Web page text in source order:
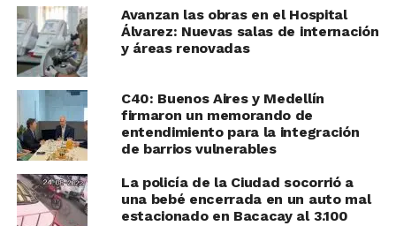
Avanzan las obras en el Hospital
Álvarez: Nuevas salas de internación
y áreas renovadas
C40: Buenos Aires y Medellín
firmaron un memorando de
entendimiento para la integración
de barrios vulnerables
La policía de la Ciudad socorrió a
una bebé encerrada en un auto mal
estacionado en Bacacay al 3.100